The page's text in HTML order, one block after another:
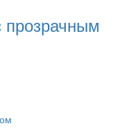
прозрачным